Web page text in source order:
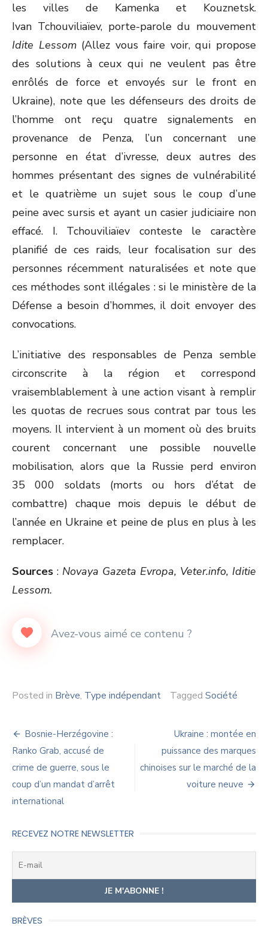
les villes de Kamenka et Kouznetsk.
Ivan Tchouviliaïev, porte-parole du mouvement
Idite Lessom(Allez vous faire voir, qui propose
des solutions à ceux qui ne veulent pas être
enrôlés de force et envoyés sur le front en
Ukraine), note que les défenseurs des droits de
l’homme ont reçu quatre signalements en
provenance de Penza, l’un concernant une
personne en état d’ivresse, deux autres des
hommes présentant des signes de vulnérabilité
et le quatrième un sujet sous le coup d’une
peine avec sursis et ayant un casier judiciaire non
effacé. I. Tchouviliaïev conteste le caractère
planifié de ces raids, leur focalisation sur des
personnes récemment naturalisées et note que
ces méthodes sont illégales : si le ministère de la
Défense a besoin d’hommes, il doit envoyer des
convocations.
L’initiative des responsables de Penza semble
circonscrite à la région et correspond
vraisemblablement à une action visant à remplir
les quotas de recrues sous contrat par tous les
moyens. Il intervient à un moment où des bruits
courent concernant une possible nouvelle
mobilisation, alors que la Russie perd environ
35 000 soldats (morts ou hors d’état de
combattre) chaque mois depuis le début de
l’année en Ukraine et peine de plus en plus à les
remplacer.
Sources : Novaya Gazeta Evropa, Veter.info, Iditie
Lessom.
Posted in Brève, Type indépendant Tagged Société
Navigation
de
l’article
Bosnie-Herzégovine :
Ranko Grab, accusé de
crime de guerre, sous le
coup d’un mandat d’arrêt
international
Ukraine : montée en
puissance des marques
chinoises sur le marché de la
voiture neuve
RECEVEZ NOTRE NEWSLETTER
BRÈVES